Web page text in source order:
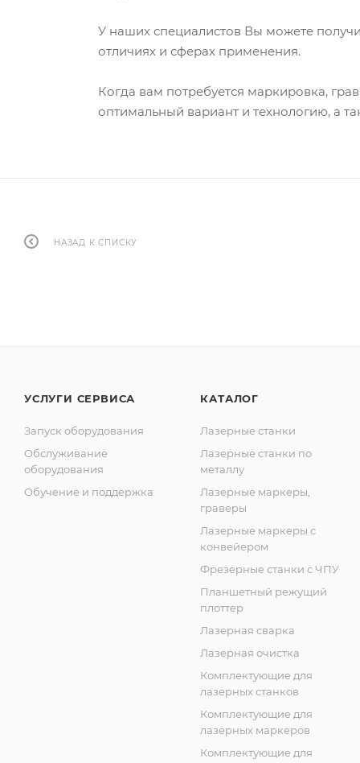
У наших специалистов Вы можете
отличиях и сферах применения.
Когда вам потребуется маркировка,
оптимальный вариант и технологию, а
НАЗАД К СПИСКУ
УСЛУГИ СЕРВИСА
Запуск оборудования
Обслуживание
оборудования
Обучение и поддержка
КАТАЛОГ
Лазерные станки
Лазерные станки по
металлу
Лазерные маркеры,
граверы
Лазерные маркеры с
конвейером
Фрезерные станки с ЧПУ
Планшетный режущий
плоттер
Лазерная сварка
Лазерная очистка
Комплектующие для
лазерных станков
Комплектующие для
лазерных маркеров
Комплектующие для